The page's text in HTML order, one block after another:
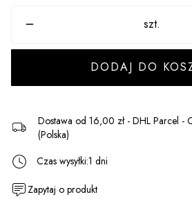
szt.
DODAJ DO
Dostawa od 16,00 zł - DHL Parcel -
(Polska)
Czas wysyłki:1 dni
Zapytaj o produkt